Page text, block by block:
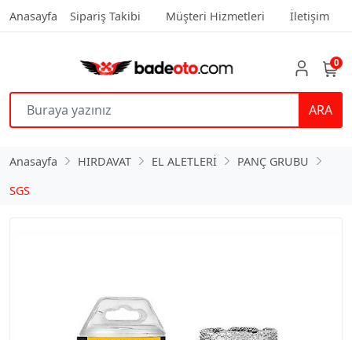
Anasayfa Sipariş Takibi Müşteri Hizmetleri İletişim
ARA
0
Anasayfa HIRDAVAT EL ALETLERİ
PANÇ GRUBU
SGS